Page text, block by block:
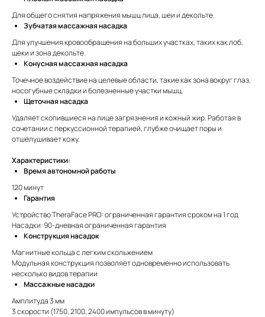
Для общего снятия напряжения мышц лица, шеи и декольте.
Зубчатая массажная насадка
Для улучшения кровообращения на больших участках, таких как лоб,
щеки и зона декольте.
Конусная массажная насадка
Точечное воздействие на целевые области, такие как зона вокруг глаз,
носогубные складки и болезненные участки мышц.
Щеточная насадка
Удаляет скопившиеся на лице загрязнения и кожный жир. Работая в
сочетании с перкуссионной терапией, глубже очищает поры и
отшелушивает кожу.
Характеристики:
Время автономной работы
120 минут
Гарантия
Устройство TheraFace PRO: ограниченная гарантия сроком на 1 год
Насадки: 90-дневная ограниченная гарантия
Конструкция насадок
Магнитные кольца с легким скольжением
Модульная конструкция позволяет одновременно использовать
несколько видов терапии
Массажные насадки
Амплитуда 3 мм
3 скорости (1750, 2100, 2400 импульсов в минуту)